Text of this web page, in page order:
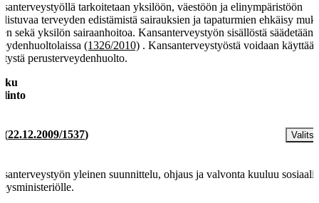
tarkoitetaan yksilöön, väestöön ja elinympäristöön
terveyden edistämistä sairauksien ja tapaturmien ehkäisy
sekä yksilön sairaanhoitoa. Kansanterveystyön sisällöstä säädetään
(1326/2010) . Kansanterveystyöstä voidaan käyttää
perusterveydenhuolto.
(22.12.2009/1537)
yleinen suunnittelu, ohjaus ja valvonta kuuluu